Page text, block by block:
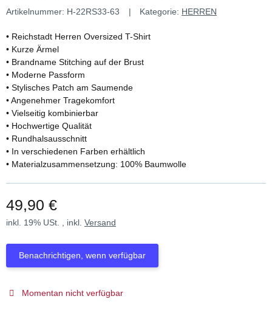
Artikelnummer: H-22RS33-63 Kategorie: HERREN
• Reichstadt Herren Oversized T-Shirt
• Kurze Ärmel
• Brandname Stitching auf der Brust
• Moderne Passform
• Stylisches Patch am Saumende
• Angenehmer Tragekomfort
• Vielseitig kombinierbar
• Hochwertige Qualität
• Rundhalsausschnitt
• In verschiedenen Farben erhältlich
• Materialzusammensetzung: 100% Baumwolle
49,90 €
inkl. 19% USt. , inkl. Versand
Benachrichtigen, wenn verfügbar
Momentan nicht verfügbar